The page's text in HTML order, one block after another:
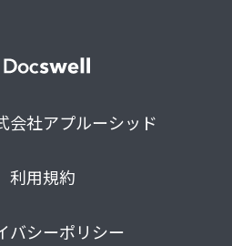
会社アプルーシッド
利用規約
バシーポリシー